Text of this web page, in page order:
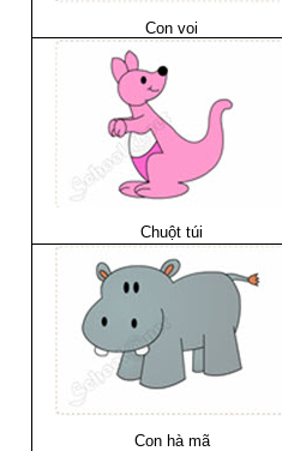
Con voi
Chuột túi
Con hà mã